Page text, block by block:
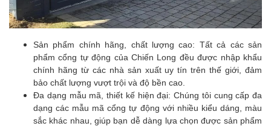
Sản phẩm chính hãng, chất lượng cao: Tất cả các sản
phẩm cổng tự động của Chiến Long đều được nhập khẩu
chính hãng từ các nhà sản xuất uy tín trên thế giới, đảm
bảo chất lượng vượt trội và độ bền cao.
Đa dạng mẫu mã, thiết kế hiện đại: Chúng tôi cung cấp đa
dạng các mẫu mã cổng tự động với nhiều kiểu dáng, màu
sắc khác nhau, giúp bạn dễ dàng lựa chọn được sản phẩm